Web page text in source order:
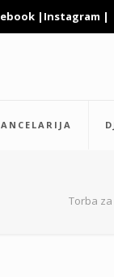
| Instagram |
Torba za